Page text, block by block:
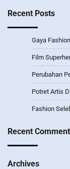
Recent Posts
Gaya
Film
Perubahan
Potret Artis
Fashion
Recent
Archives